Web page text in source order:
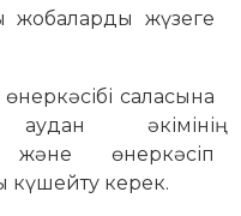
жобаларды жүзеге
өнеркәсібі саласына
әкімінің
және өнеркәсіп
күшейту керек.